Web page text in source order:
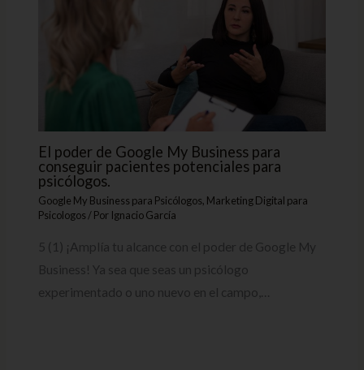
El poder de Google My Business para
conseguir pacientes potenciales para
psicólogos.
Google My Business para Psicólogos, Marketing Digital para
Psicologos/ Por Ignacio García
5 (1) ¡Amplía tu alcance con el poder de Google My
Business! Ya sea que seas un psicólogo
experimentado o uno nuevo en el campo,…